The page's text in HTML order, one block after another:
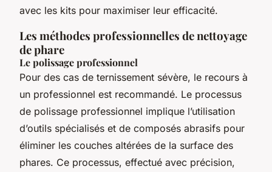
avec les kits pour maximiser leur efficacité.
Les méthodes professionnelles de nettoyage
de phare
Le polissage professionnel
Pour des cas de ternissement sévère, le recours à
un professionnel est recommandé. Le processus
de polissage professionnel implique l’utilisation
d’outils spécialisés et de composés abrasifs pour
éliminer les couches altérées de la surface des
phares. Ce processus, effectué avec précision,